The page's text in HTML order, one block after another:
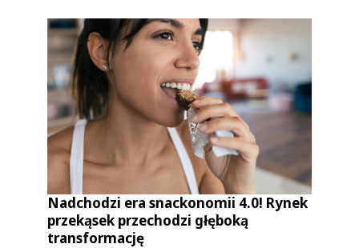
Nadchodzi era snackonomii 4.0! Rynek
przekąsek przechodzi głęboką
transformację